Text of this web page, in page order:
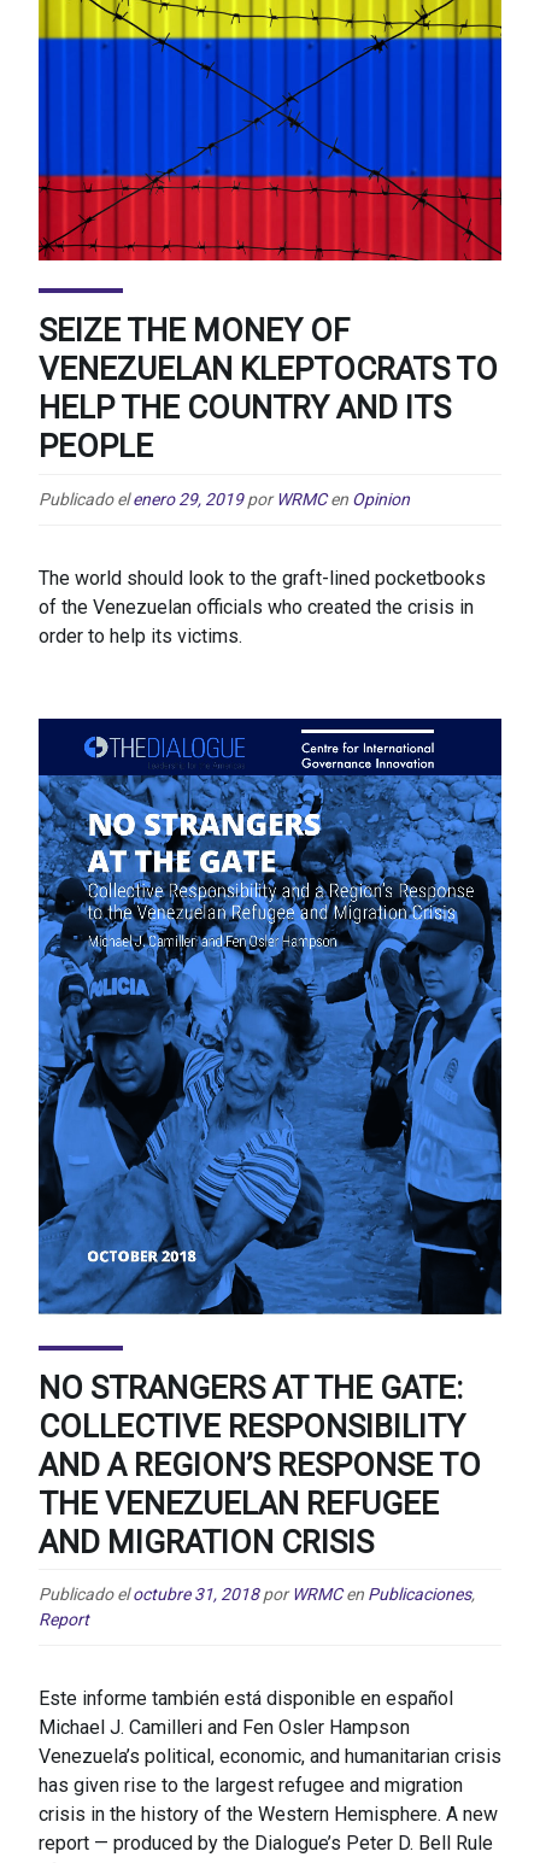
SEIZE THE MONEY OF
VENEZUELAN KLEPTOCRATS TO
HELP THE COUNTRY AND ITS
PEOPLE
Publicado elenero 29, 2019 por WRMC en Opinion
The world should look to the graft-lined pocketbooks
of the Venezuelan officials who created the crisis in
order to help its victims.
NO STRANGERS AT THE GATE:
COLLECTIVE RESPONSIBILITY
AND A REGION’S RESPONSE TO
THE VENEZUELAN REFUGEE
AND MIGRATION CRISIS
Publicado eloctubre 31, 2018 por WRMC en Publicaciones,
Report
Este informe también está disponible en español
Michael J. Camilleri and Fen Osler Hampson
Venezuela’s political, economic, and humanitarian crisis
has given rise to the largest refugee and migration
crisis in the history of the Western Hemisphere. A new
report — produced by the Dialogue’s Peter D. Bell Rule